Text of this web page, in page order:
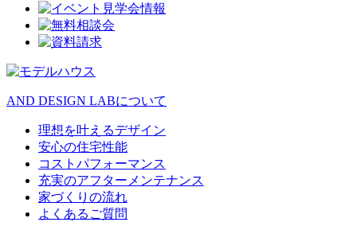
AND DESIGN LABについて
理想を叶えるデザイン
安心の住宅性能
コストパフォーマンス
充実のアフターメンテナンス
家づくりの流れ
よくあるご質問